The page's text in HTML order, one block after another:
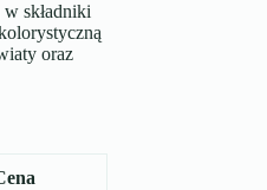
składniki
oraz